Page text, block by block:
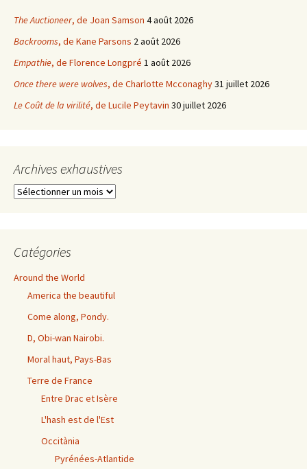
The Auctioneer, de Joan Samson 4 août 2026
Backrooms, de Kane Parsons 2 août 2026
Empathie, de Florence Longpré 1 août 2026
Once there were wolves, de Charlotte Mcconaghy31 juillet 2026
Le Coût de la virilité, de Lucile Peytavin 30 juillet 2026
Archives exhaustives
Archives
Catégories
Around the World
America the beautiful
Come along, Pondy.
D, Obi-wan Nairobi.
Moral haut, Pays-Bas
Terre de France
Entre Drac et Isère
L'hash est de l'Est
Occitània
Pyrénées-Atlantide